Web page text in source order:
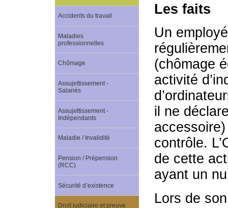
Les faits
Un
(chômage
activité
il ne
contrôle.
de cette
ayant un
Lors de
Accidents du travail
Maladies
professionnelles
Chômage
Assujettissement -
Salariés
Assujettissement -
Indépendants
Maladie / Invalidité
Pension / Prépension
(RCC)
Sécurité d’existence
Droit judiciaire et preuve